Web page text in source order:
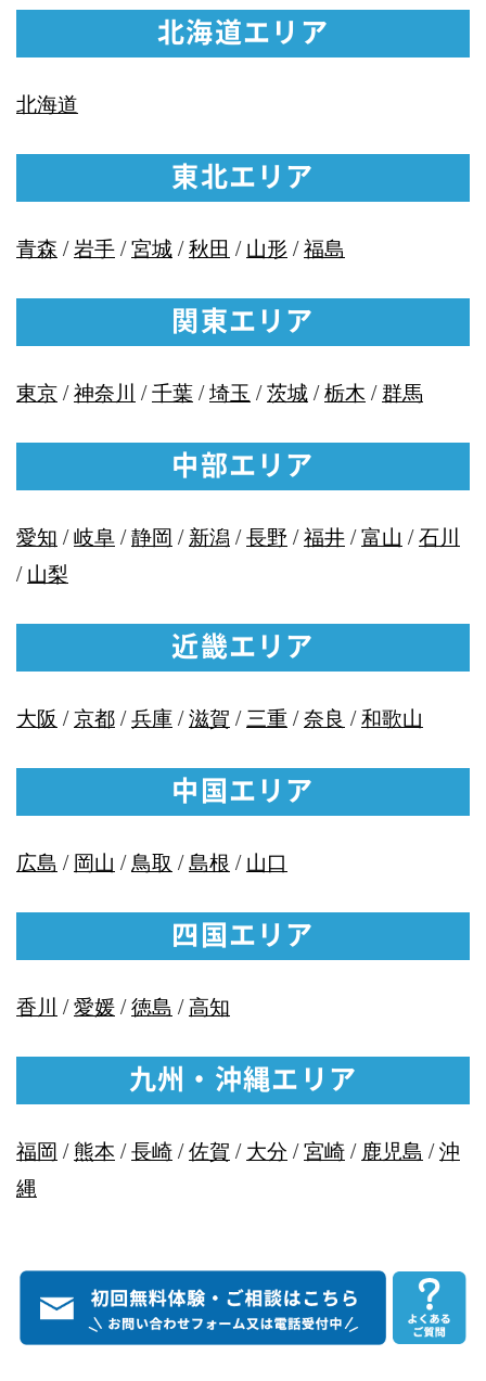
北海道エリア
北海道
東北エリア
青森 /岩手/宮城/秋田 /山形 /福島
関東エリア
東京/神奈川 /千葉/埼玉 /茨城/栃木 /群馬
中部エリア
愛知 /岐阜/静岡 /新潟 /長野 /福井/富山 /石川
/山梨
近畿エリア
大阪 /京都/兵庫/滋賀 /三重 /奈良 /和歌山
中国エリア
広島 /岡山 /鳥取 /島根 /山口
四国エリア
香川 /愛媛/徳島 /高知
九州・沖縄エリア
福岡 /熊本 /長崎/佐賀 /大分 /宮崎/ 鹿児島 /沖
縄